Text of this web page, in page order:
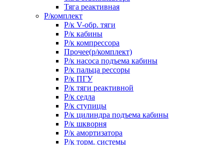
Тяга реактивная
Р/комплект
Р/к V-обр. тяги
Р/к кабины
Р/к компрессора
Прочее(р/комплект)
Р/к насоса подъема кабины
Р/к пальца рессоры
Р/к ПГУ
Р/к тяги реактивной
Р/к седла
Р/к ступицы
Р/к цилиндра подъема кабины
Р/к шкворня
Р/к амортизатора
Р/к торм. системы